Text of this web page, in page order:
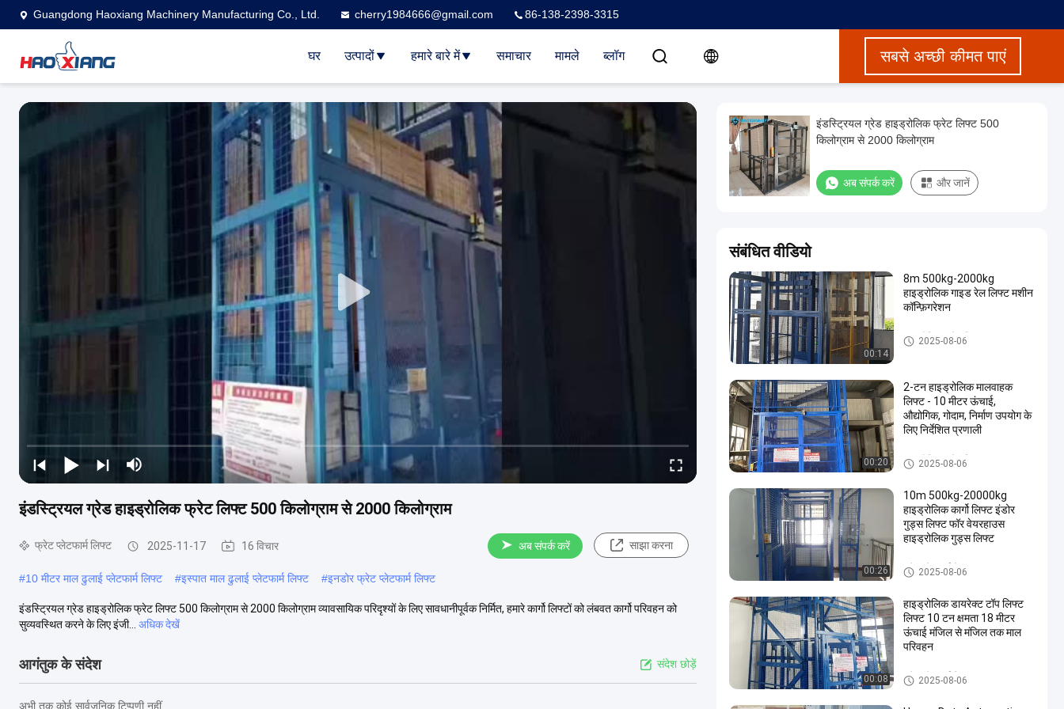
Guangdong Haoxiang Machinery Manufacturing Co., Ltd. cherry1984666@gmail.com 86-138-2398-3315
घर उत्पादों हमारे बारे में समाचार मामले ब्लॉग सबसे अच्छी कीमत पाएं
इंडस्ट्रियल ग्रेड हाइड्रोलिक फ्रेट लिफ्ट 500 किलोग्राम से 2000 किलोग्राम
फ्रेट प्लेटफार्म लिफ्ट 2025-11-17 16 विचार अब संपर्क करें साझा करना
#10 मीटर माल ढुलाई प्लेटफार्म लिफ्ट #इस्पात माल ढुलाई प्लेटफार्म लिफ्ट #इनडोर फ्रेट प्लेटफार्म लिफ्ट
इंडस्ट्रियल ग्रेड हाइड्रोलिक फ्रेट लिफ्ट 500 किलोग्राम से 2000 किलोग्राम व्यावसायिक परिदृश्यों के लिए सावधानीपूर्वक निर्मित, हमारे कार्गो लिफ्टों को लंबवत कार्गो परिवहन को
सुव्यवस्थित करने के लिए इंजी...
अधिक देखें
आगंतुक के संदेश संदेश छोड़ें
अभी तक कोई सार्वजनिक टिप्पणी नहीं
इंडस्ट्रियल ग्रेड हाइड्रोलिक फ्रेट लिफ्ट 500
किलोग्राम से 2000 किलोग्राम
अब संपर्क करें और जानें
संबंधित वीडियो
00:14
8m 500kg-2000kg
हाइड्रोलिक गाइड रेल लिफ्ट मशीन
कॉन्फ़िगरेशन
हाइड्रोलिक फ्रेट लिफ्ट
2025-08-06
00:20
2-टन हाइड्रोलिक मालवाहक
लिफ्ट - 10 मीटर ऊंचाई,
औद्योगिक, गोदाम, निर्माण उपयोग के
लिए निर्देशित प्रणाली
हाइड्रोलिक फ्रेट लिफ्ट
2025-08-06
00:26
10m 500kg-20000kg
हाइड्रोलिक कार्गो लिफ्ट इंडोर
गुड्स लिफ्ट फॉर वेयरहाउस
हाइड्रोलिक गुड्स लिफ्ट
फ्रेट प्लेटफार्म लिफ्ट
2025-08-06
00:08
हाइड्रोलिक डायरेक्ट टॉप लिफ्ट
लिफ्ट 10 टन क्षमता 18 मीटर
ऊंचाई मंजिल से मंजिल तक माल
परिवहन
फ्रेट प्लेटफार्म लिफ्ट
2025-08-06